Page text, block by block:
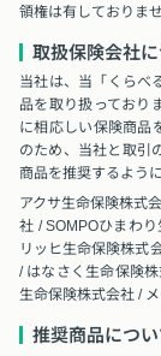
領権は有しておりませ
取扱保険会社
当社は、当「くらべ
品を取り扱っており
に相応しい保険商品
のため、当社と取引
商品を推奨するよう
アクサ生命保険株式
社 / SOMPOひまわ
リッヒ生命保険株式
/ はなさく生命保険
生命保険株式会社 /
推奨商品につい